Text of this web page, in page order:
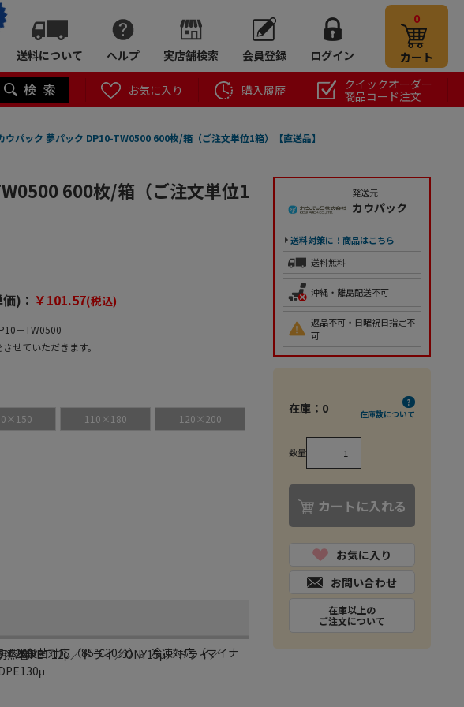
送料について ヘルプ 実店舗検索 会員登録 ログイン
0
カート
お気に入り 購入履歴
クイックオーダー
商品コード注文
ウパック 夢パック DP10-TW0500 600枚/箱（ご注文単位1箱）【直送品】
600枚/箱（ご注文単位1
)： ￥101.57(税込)
－TW0500
せていただきます。
110×180 120×200
ル殺菌対応（85℃30分）。冷凍対応（マイナ
蒸着PET12μ／ドライ／ONY15μ／ドライ／
発送元
カウパック
送料対策に！商品はこちら
送料無料
沖縄・離島配送不可
返品不可・日曜祝日指定不
可
在庫： 0 在庫数について
数量
カートに入れる
お気に入り
お問い合わせ
在庫以上の
ご注文について